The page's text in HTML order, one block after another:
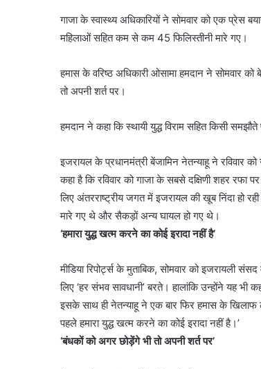
गाजा के स्वास्थ्य अधिकारियों ने सोमवार को एक प्रेस
महिलाओं सहित कम से कम 45 फिलिस्तीनी मारे गए।
हमास के वरिष्ठ अधिकारी ओसामा हमदान ने सोमवार
तो अपनी शर्त पर।
हमदान ने कहा कि स्थायी युद्ध विराम सहित किसी
इजरायल के प्रधानमंत्री बेंजामिन नेतन्याहू ने रविवार
कहा है कि रविवार को गाजा के सबसे दक्षिणी शहर रफा
लिए अंतरराष्ट्रीय जगत में इजरायल की खूब निंदा हो
मारे गए थे और सैकड़ों अन्य घायल हो गए थे।
‘हमारा युद्ध खत्म करने का कोई इरादा नहीं है’
मीडिया रिपोर्ट्स के मुताबिक, सोमवार को इजरायली
लिए ‘हर संभव सावधानी’ बरते। हालांकि उन्होंने यह
इसके साथ ही नेतन्याहू ने एक बार फिर हमास के
पहले हमारा युद्ध खत्म करने का कोई इरादा नहीं है।’
‘बंधकों को अगर छोड़ेंगे भी तो अपनी शर्त पर’